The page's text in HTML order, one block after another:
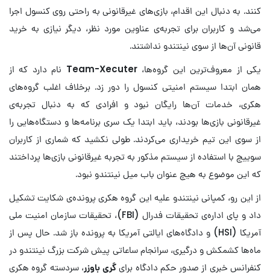
کنند. به دنبال این اقدام، بازی‌های غیرقانونی به راحتی روی کنسول اجرا
می‌شد و کاربران برای تجربه‌ی عناوین مورد نظر، دیگر نیازی به خرید
قانونی آن‌ها از سوی نینتندو نداشتند.
یکی از معروف‌ترین این گروه‌ها،Team-Xecuter نام دارد که از
همان ابتدا سیستم امنیتی کنسول را دور زد. برخلاف اغلب گروه‌های
هکری، خدمات آن‌ها رایگان نبود و افرادی که به دنبال تجربه‌ی
غیرقانونی بازی‌ها بودند، باید ابتدا یک سری برنامه‌ها و دستگاه‌هایی را
از سوی این تیم خریداری می‌کردند. طولی نکشید که شماری از کاربران
سوییچ با استفاده از سیستم مذکور به تجربه‌ غیرقانونی بازی‌ها پرداختند
که این موضوع به هیچ عنوان باب میل نینتندو نبود.
از این رو، کمپانی نینتندو علیه این گروه هکری پرونده‌ی شکایت تشکیل
داد و پای اداره‌ی تحقیقات فدرال (FBI)، تحقیقات سازمان امنیت ملی
آمریکا (HSI) و دادگاه‌های ایالتی آمریکا به پرونده باز شد. حال پس از
ماه‌ها کشمکش و درگیری، سرانجام ساعاتی پیش شرکت بزرگ نینتندو در
کنفرانس خبری از صدور حکم دادگاه برایگری باوزر، سردسته گروه‌ هکری